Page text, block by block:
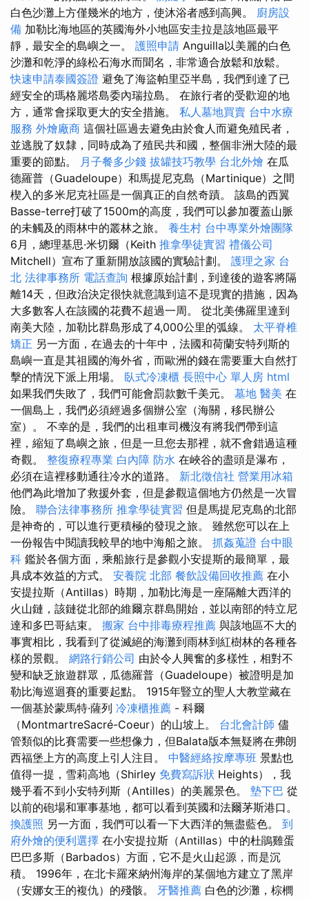
白色沙灘上方僅幾米的地方，使沐浴者感到高興。 廚房設
備 加勒比海地區的英國海外小地區安圭拉是該地區最平
靜，最安全的島嶼之一。 護照申請 Anguilla以美麗的白色
沙灘和乾淨的綠松石海水而聞名，非常適合放鬆和放鬆。
快速申請泰國簽證 避免了海盜帕里亞半島，我們到達了已
經安全的瑪格麗塔島委內瑞拉島。 在旅行者的受歡迎的地
方，通常會採取更大的安全措施。 私人墓地買賣 台中水療
服務 外燴廠商 這個社區過去避免由於食人而避免殖民者，
並逃脫了奴隸，同時成為了殖民共和國，整個非洲大陸的最
重要的節點。 月子餐多少錢 拔罐技巧教學 台北外燴 在瓜
德羅普（Guadeloupe）和馬提尼克島（Martinique）之間
楔入的多米尼克社區是一個真正的自然奇蹟。 該島的西翼
Basse-terre打破了1500m的高度，我們可以參加覆蓋山脈
的未觸及的雨林中的叢林之旅。 養生村 台中專業外燴團隊
6月，總理基思·米切爾（Keith 推拿學徒實習 禮儀公司
Mitchell）宣布了重新開放該國的實驗計劃。 護理之家 台
北 法律事務所 電話查詢 根據原始計劃，到達後的遊客將隔
離14天，但政治決定很快就意識到這不是現實的措施，因為
大多數客人在該國的花費不超過一周。 從北美佛羅里達到
南美大陸，加勒比群島形成了4,000公里的弧線。 太平脊椎
矯正 另一方面，在過去的十年中，法國和荷蘭安特列斯的
島嶼一直是其祖國的海外省，而歐洲的錢在需要重大自然打
擊的情況下派上用場。 臥式冷凍櫃 長照中心 單人房 html
如果我們失敗了，我們可能會罰款數千美元。 墓地 醫美 在
一個島上，我們必須經過多個辦公室（海關，移民辦公
室）。 不幸的是，我們的出租車司機沒有將我們帶到這
裡，縮短了島嶼之旅，但是一旦您去那裡，就不會錯過這種
奇觀。 整復療程專業 白內障 防水 在峽谷的盡頭是瀑布，
必須在這裡移動通往冷水的道路。 新北徵信社 營業用冰箱
他們為此增加了救援外套，但是參觀這個地方仍然是一次冒
險。 聯合法律事務所 推拿學徒實習 但是馬提尼克島的北部
是神奇的，可以進行更積極的發現之旅。 雖然您可以在上
一份報告中閱讀我較早的地中海船之旅。 抓姦蒐證 台中眼
科 鑑於各個方面，乘船旅行是參觀小安提斯的最簡單，最
具成本效益的方式。 安養院 北部 餐飲設備回收推薦 在小
安提拉斯（Antillas）時期，加勒比海是一座隔離大西洋的
火山鏈，該鏈從北部的維爾京群島開始，並以南部的特立尼
達和多巴哥結束。 搬家 台中排毒療程推薦 與該地區不大的
事實相比，我看到了從滅絕的海灘到雨林到紅樹林的各種各
樣的景觀。 網路行銷公司 由於令人興奮的多樣性，相對不
變和缺乏旅遊群眾，瓜德羅普（Guadeloupe）被證明是加
勒比海巡迴賽的重要起點。 1915年豎立的聖人大教堂藏在
一個基於蒙馬特·薩列 冷凍櫃推薦 - 科爾
（MontmartreSacré-Coeur）的山坡上。 台北會計師 儘
管類似的比賽需要一些想像力，但Balata版本無疑將在弗朗
西福堡上方的高度上引人注目。 中醫經絡按摩專班 景點也
值得一提，雪莉高地（Shirley 免費寫訴狀 Heights），我
幾乎看不到小安特列斯（Antilles）的美麗景色。 墊下巴 從
以前的砲場和軍事基地，都可以看到英國和法爾茅斯港口。
換護照 另一方面，我們可以看一下大西洋的無盡藍色。 到
府外燴的便利選擇 在小安提拉斯（Antillas）中的杜鵑雞蛋
巴巴多斯（Barbados）方面，它不是火山起源，而是沉
積。 1996年，在北卡羅來納州海岸的某個地方建立了黑岸
（安娜女王的複仇）的殘骸。 牙醫推薦 白色的沙灘，棕櫚